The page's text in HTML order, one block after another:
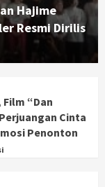
Hajime
Resmi Dirilis
“Dan
Cinta
Penonton